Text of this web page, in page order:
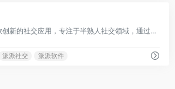
派派是一款创新的社交应用，专注于半熟人社交领域，通过娱乐化的互动机制，为用户带来全新的沟通体验。
派派社交 派派软件